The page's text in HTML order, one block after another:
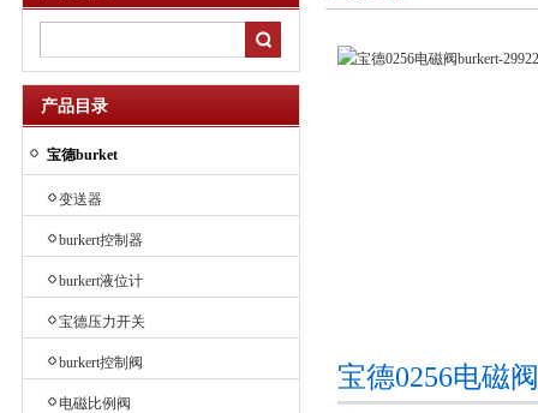
产品目录
宝德burket
变送器
burkert控制器
burkert液位计
宝德压力开关
burkert控制阀
电磁比例阀
宝德0256电磁